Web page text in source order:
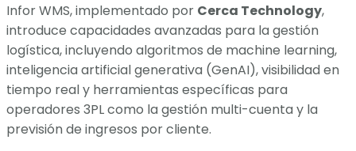
Infor WMS, implementado por Cerca Technology,
introduce capacidades avanzadas para la gestión
logística, incluyendo algoritmos de machine learning,
inteligencia artificial generativa (GenAI), visibilidad en
tiempo real y herramientas específicas para
operadores 3PL como la gestión multi-cuenta y la
previsión de ingresos por cliente.